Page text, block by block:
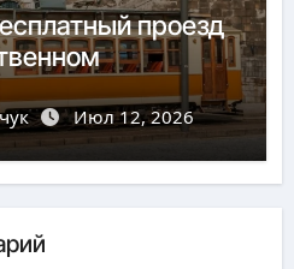
проезд
Июл 12, 2026